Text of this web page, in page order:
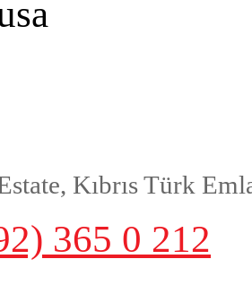
Kıbrıs Türk
365 0 212